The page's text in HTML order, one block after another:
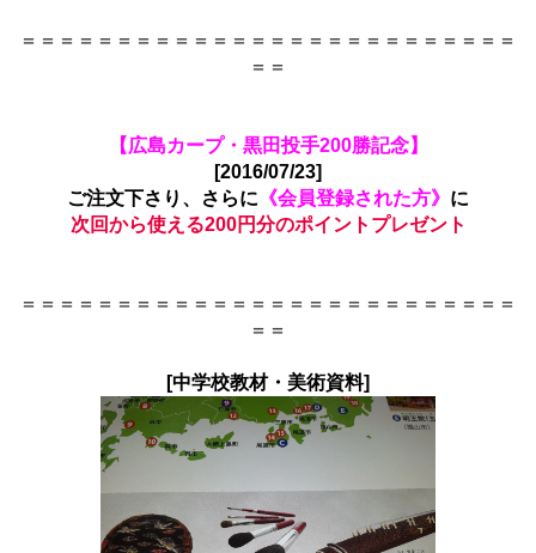
＝＝＝＝＝＝＝＝＝＝＝＝＝＝＝＝＝＝＝＝＝＝＝＝＝＝
＝＝
【広島カープ・黒田投手200勝記念】
[2016/07/23]
ご注文下さり、さらに 《会員登録された方》 に
次回から使える200円分のポイントプレゼント
＝＝＝＝＝＝＝＝＝＝＝＝＝＝＝＝＝＝＝＝＝＝＝＝＝＝
＝＝
[中学校教材・美術資料]